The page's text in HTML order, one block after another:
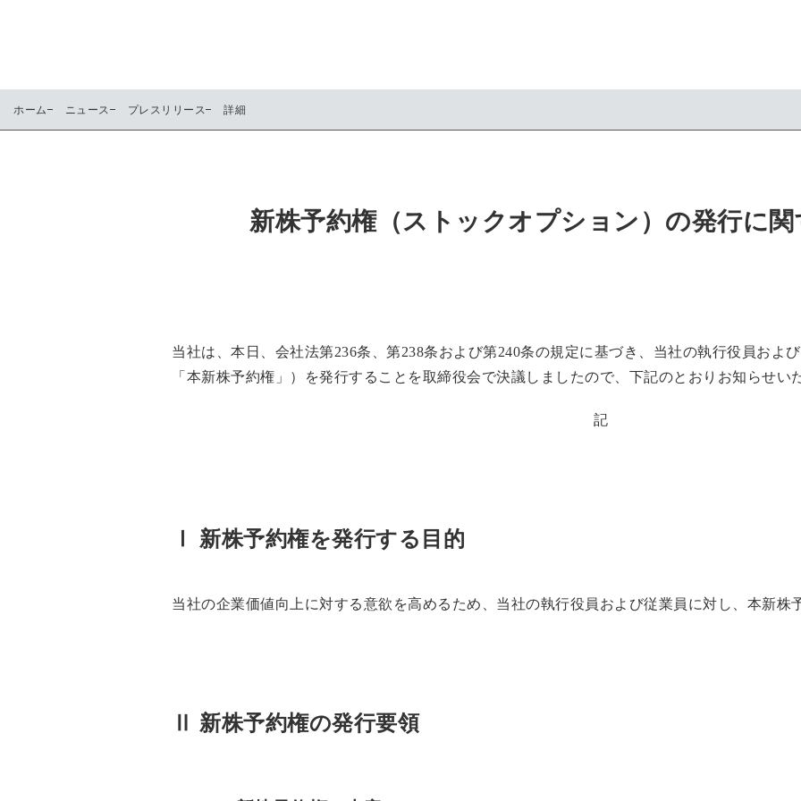
ホーム ニュース プレスリリース 詳細
新株予約権（ストックオプション）の発行に
当社は、本日、会社法第236条、第238条および第240条の規定に基づき、当社の執行役員およ
「本新株予約権」）を発行することを取締役会で決議しましたので、下記のとおりお知らせい
記
Ⅰ 新株予約権を発行する目的
当社の企業価値向上に対する意欲を高めるため、当社の執行役員および従業員に対し、本新株
Ⅱ 新株予約権の発行要領